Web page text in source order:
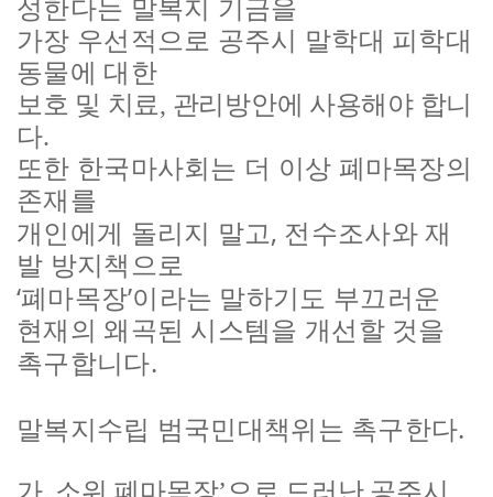
성한다는 말복지 기금을
가장 우선적으로 공주시 말학대 피학대
동물에 대한
보호 및 치료, 관리방안에 사용해야 합니
다.
또한 한국마사회는 더 이상 폐마목장의
존재를
개인에게 돌리지 말고, 전수조사와 재
발 방지책으로
‘폐마목장’이라는 말하기도 부끄러운
현재의 왜곡된 시스템을 개선할 것을
촉구합니다.
말복지수립 범국민대책위는 촉구한다.